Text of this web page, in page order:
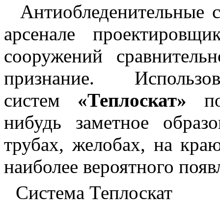
Антиобледенительные
арсенале
сооружений
признание.
систем «Теплоскат»
нибудь заметное
трубах, желобах, на
наиболее вероятного
Система Теплоскат